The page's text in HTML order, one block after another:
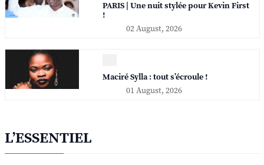
PARIS | Une nuit stylée pour Kevin First
!
02 August, 2026
Maciré Sylla : tout s’écroule !
01 August, 2026
L’ESSENTIEL